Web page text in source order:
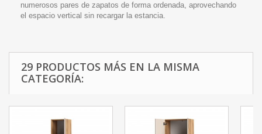
numerosos pares de zapatos de forma ordenada, aprovechando
el espacio vertical sin recargar la estancia.
29 PRODUCTOS MÁS EN LA MISMA
CATEGORÍA: